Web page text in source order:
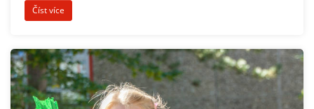
Číst více